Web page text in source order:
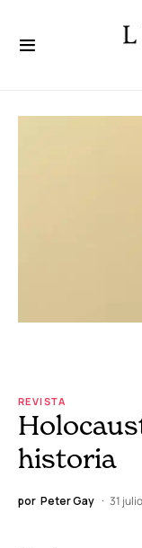
REVISTA
historia
por Peter Gay 31